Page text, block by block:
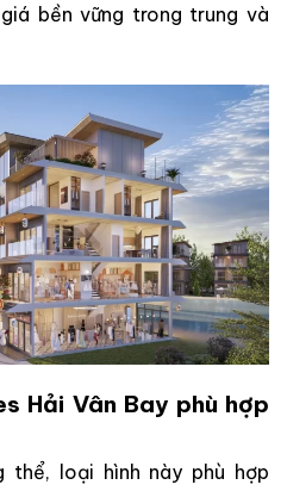
bền vững trong trung và
Hải Vân Bay phù hợp
thể, loại hình này phù hợp